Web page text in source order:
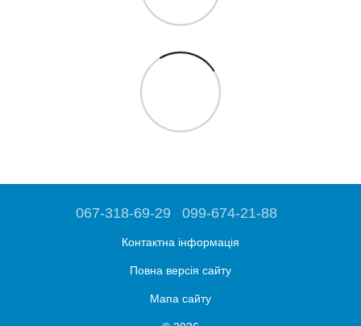
067-318-69-29 099-674-21-88
Контактна інформація
Повна версія сайту
Мапа сайту